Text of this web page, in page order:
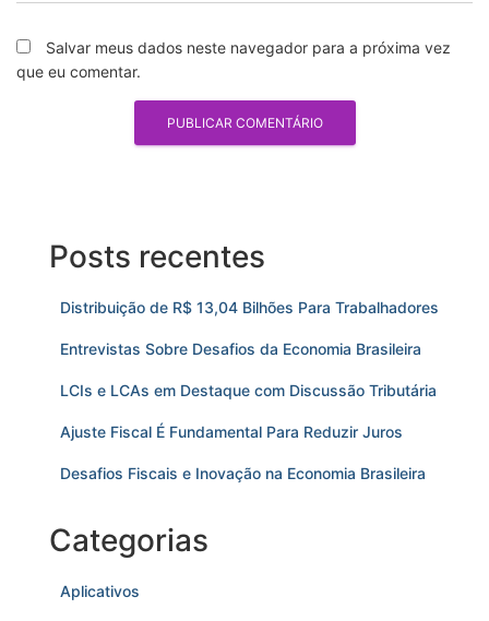
Salvar meus dados neste navegador para a próxima vez
que eu comentar.
Posts recentes
Distribuição de R$ 13,04 Bilhões Para Trabalhadores
Entrevistas Sobre Desafios da Economia Brasileira
LCIs e LCAs em Destaque com Discussão Tributária
Ajuste Fiscal É Fundamental Para Reduzir Juros
Desafios Fiscais e Inovação na Economia Brasileira
Categorias
Aplicativos